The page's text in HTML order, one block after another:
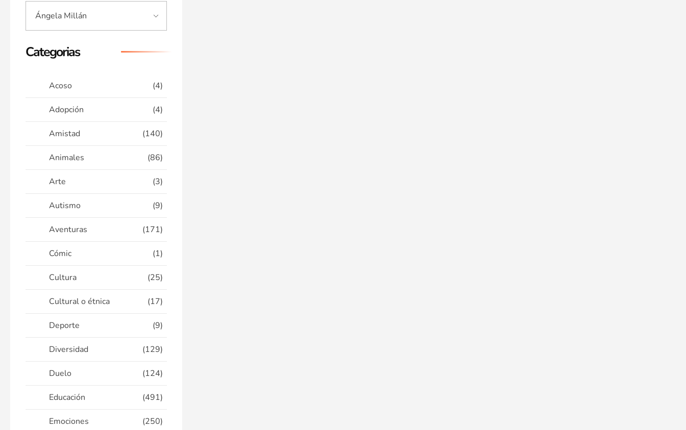
Categorias
Acoso (4)
Adopción (4)
Amistad (140)
Animales (86)
Arte (3)
Autismo (9)
Aventuras (171)
Cómic (1)
Cultura (25)
Cultural o étnica (17)
Deporte (9)
Diversidad (129)
Duelo (124)
Educación (491)
Emociones (250)